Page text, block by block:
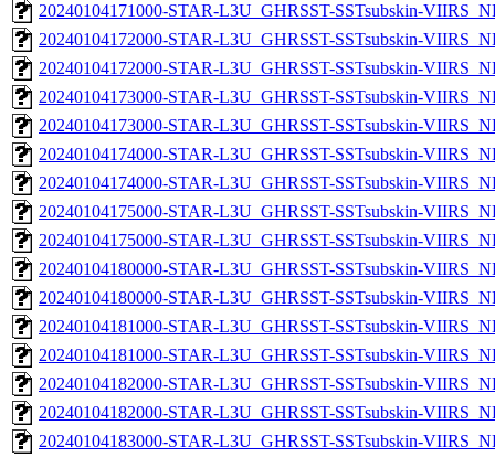
20240104171000-STAR-L3U_GHRSST-SSTsubskin-
20240104172000-STAR-L3U_GHRSST-SSTsubskin-
20240104172000-STAR-L3U_GHRSST-SSTsubskin-
20240104173000-STAR-L3U_GHRSST-SSTsubskin-
20240104173000-STAR-L3U_GHRSST-SSTsubskin-
20240104174000-STAR-L3U_GHRSST-SSTsubskin-
20240104174000-STAR-L3U_GHRSST-SSTsubskin-
20240104175000-STAR-L3U_GHRSST-SSTsubskin-
20240104175000-STAR-L3U_GHRSST-SSTsubskin-
20240104180000-STAR-L3U_GHRSST-SSTsubskin-
20240104180000-STAR-L3U_GHRSST-SSTsubskin-
20240104181000-STAR-L3U_GHRSST-SSTsubskin-
20240104181000-STAR-L3U_GHRSST-SSTsubskin-
20240104182000-STAR-L3U_GHRSST-SSTsubskin-
20240104182000-STAR-L3U_GHRSST-SSTsubskin-
20240104183000-STAR-L3U_GHRSST-SSTsubskin-